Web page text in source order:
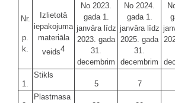
Nr.
p.
k.
Izlietotā
iepakojuma
materiāla
veids4
No 2023.
gada 1.
janvāra līdz
2023. gada
31.
decembrim
No 2024.
gada 1.
janvāra līdz
2025. gada
31.
decembrim
1.
Stikls
5
7
Plastmasa